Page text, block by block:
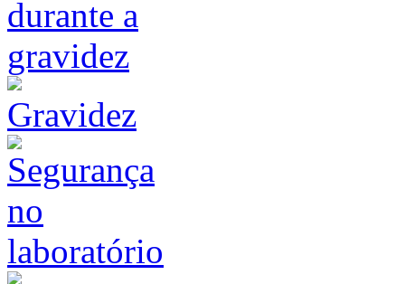
Gravidez